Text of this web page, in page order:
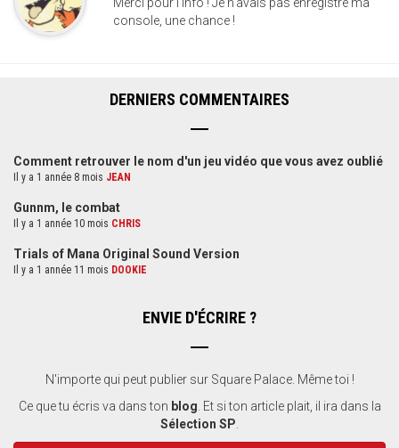
console, une chance !
DERNIERS COMMENTAIRES
Comment retrouver le nom d'un jeu vidéo que vous avez oublié
Il y a 1 année 8 mois JEAN
Gunnm, le combat
Il y a 1 année 10 mois CHRIS
Trials of Mana Original Sound Version
Il y a 1 année 11 mois DOOKIE
ENVIE D'ÉCRIRE ?
N'importe qui peut publier sur Square Palace. Même toi !
Ce que tu écris va dans ton blog . Et si ton article plait, il ira dans la
Sélection SP